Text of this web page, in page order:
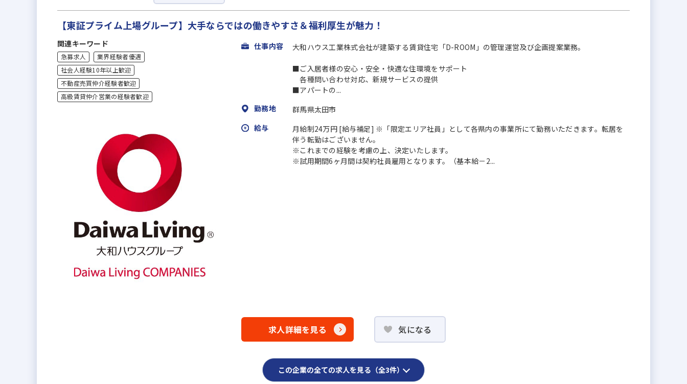
【東証プライム上場グループ】大手ならではの働きやすさ＆福利厚⽣が魅力！
関連キーワード
急募求人
業界経験者優遇
社会人経験10年以上歓迎
不動産売買仲介経験者歓迎
高級賃貸仲介営業の経験者歓迎
仕事内容 大和ハウス工業株式会社が建築する賃貸住宅「D-ROOM」の管理運営及び企画提案業務。
■ご入居者様の安心・安全・快適な住環境をサポート
各種問い合わせ対応、新規サービスの提供
■アパートの...
勤務地
群馬県太田市
給与
月給制24万円 [給与補足] ※「限定エリア社員」として各県内の事業所にて勤務いただきます。転居を
伴う転勤はございません。
※これまでの経験を考慮の上、決定いたします。
※試用期間6ヶ月間は契約社員雇用となります。（基本給－2...
求人詳細を見る 気になる
この企業の全ての求人を見る（全3件）